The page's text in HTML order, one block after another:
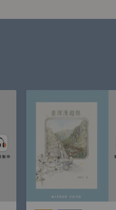
愛：親愛．友愛．情愛．大
王國》、《史尼茨勒的世紀